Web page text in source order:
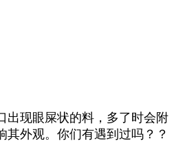
出现眼屎状的料，多了时会附
其外观。你们有遇到过吗？？